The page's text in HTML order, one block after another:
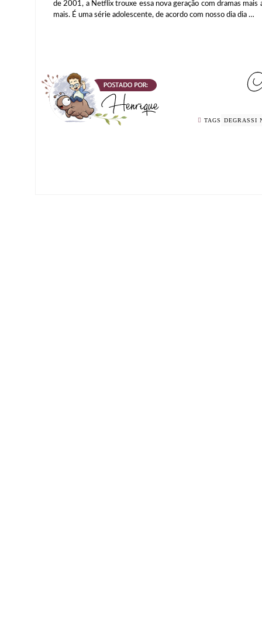
de 2001, a Netflix trouxe essa nova geração com dramas
mais. É uma série adolescente, de acordo com nosso dia dia …
TAGS DEGRASSI